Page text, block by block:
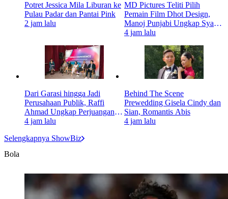
Potret Jessica Mila Liburan ke
Pulau Padar dan Pantai Pink
2 jam lalu
MD Pictures Teliti Pilih
Pemain Film Dhot Design,
Manoj Punjabi Ungkap Syarat
Mutlaknya
4 jam lalu
Dari Garasi hingga Jadi
Perusahaan Publik, Raffi
Ahmad Ungkap Perjuangan
RANS
4 jam lalu
Behind The Scene
Prewedding Gisela Cindy dan
Sian, Romantis Abis
4 jam lalu
Selengkapnya ShowBiz
Bola